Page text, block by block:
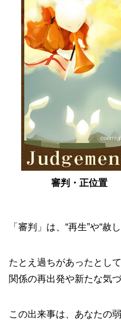
審判・正位置
「審判」は、“再生”や“赦
たとえ過ちがあったとし
関係の再出発や新たな気
この出来事は、あなたの